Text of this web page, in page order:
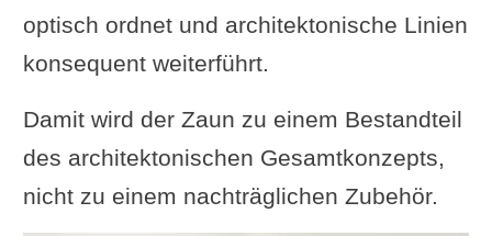
optisch ordnet und architektonische Linien
konsequent weiterführt.
Damit wird der Zaun zu einem Bestandteil
des architektonischen Gesamtkonzepts,
nicht zu einem nachträglichen Zubehör.